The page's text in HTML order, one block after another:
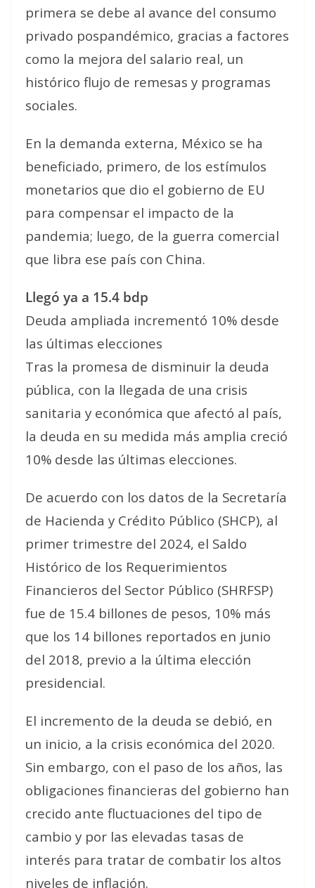
primera se debe al avance del consumo
privado pospandémico, gracias a factores
como la mejora del salario real, un
histórico flujo de remesas y programas
sociales.
En la demanda externa, México se ha
beneficiado, primero, de los estímulos
monetarios que dio el gobierno de EU
para compensar el impacto de la
pandemia; luego, de la guerra comercial
que libra ese país con China.
Llegó ya a 15.4 bdp
Deuda ampliada incrementó 10% desde
las últimas elecciones
Tras la promesa de disminuir la deuda
pública, con la llegada de una crisis
sanitaria y económica que afectó al país,
la deuda en su medida más amplia creció
10% desde las últimas elecciones.
De acuerdo con los datos de la Secretaría
de Hacienda y Crédito Público (SHCP), al
primer trimestre del 2024, el Saldo
Histórico de los Requerimientos
Financieros del Sector Público (SHRFSP)
fue de 15.4 billones de pesos, 10% más
que los 14 billones reportados en junio
del 2018, previo a la última elección
presidencial.
El incremento de la deuda se debió, en
un inicio, a la crisis económica del 2020.
Sin embargo, con el paso de los años, las
obligaciones financieras del gobierno han
crecido ante fluctuaciones del tipo de
cambio y por las elevadas tasas de
interés para tratar de combatir los altos
niveles de inflación.